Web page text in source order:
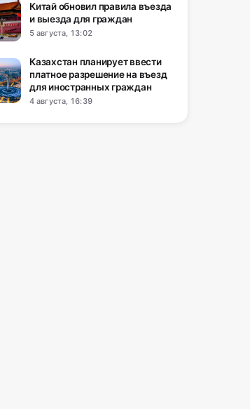
Китай обновил правила въезда
и выезда для граждан
5 августа, 13:02
Казахстан планирует ввести
платное разрешение на въезд
для иностранных граждан
4 августа, 16:39